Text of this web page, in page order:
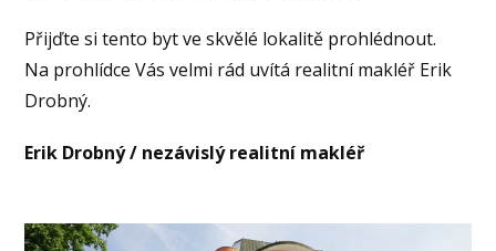
Přijďte si tento byt ve skvělé lokalitě prohlédnout.
Na prohlídce Vás velmi rád uvítá realitní makléř Erik
Drobný.
Erik Drobný / nezávislý realitní makléř
Video